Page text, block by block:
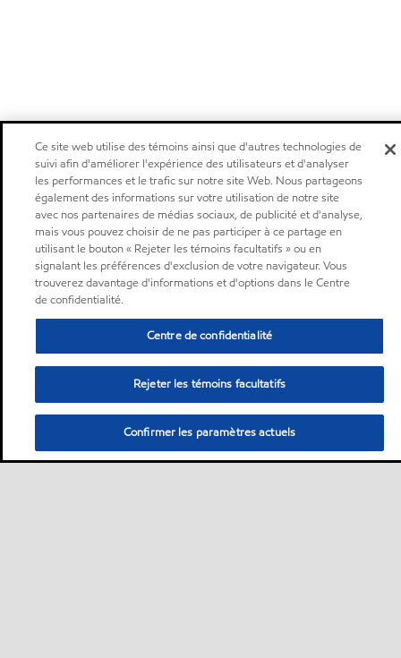
Ce site web utilise des témoins ainsi que d'autres technologies de
suivi afin d'améliorer l'expérience des utilisateurs et d'analyser
les performances et le trafic sur notre site Web. Nous partageons
également des informations sur votre utilisation de notre site
avec nos partenaires de médias sociaux, de publicité et d'analyse,
mais vous pouvez choisir de ne pas participer à ce partage en
utilisant le bouton « Rejeter les témoins facultatifs » ou en
signalant les préférences d'exclusion de votre navigateur. Vous
trouverez davantage d'informations et d'options dans le Centre
de confidentialité.
Centre de confidentialité
Rejeter les témoins facultatifs
Confirmer les paramètres actuels